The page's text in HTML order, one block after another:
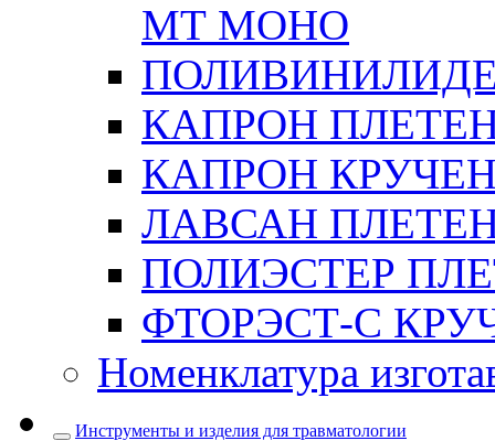
МТ МОНО
КАПРОН
КАПРОН
ЛАВСАН
ПОЛИЭСТЕР
ФТОРЭСТ-С
Номенклатура
Инструменты и изделия для травматологии